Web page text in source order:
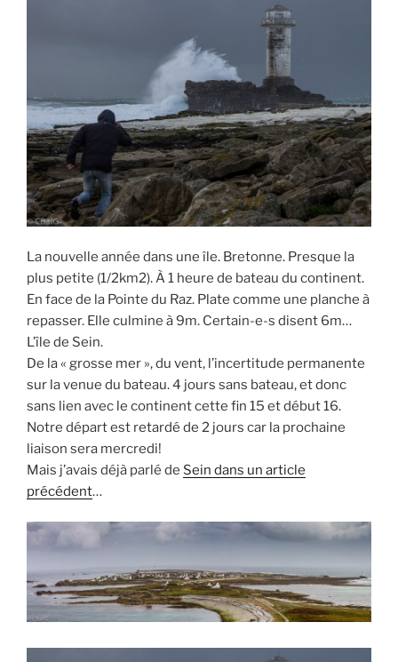
La nouvelle année dans une île. Bretonne. Presque la
plus petite (1/2km2). À 1 heure de bateau du continent.
En face de la Pointe du Raz. Plate comme une planche à
repasser. Elle culmine à 9m. Certain-e-s disent 6m…
L’île de Sein.
De la « grosse mer », du vent, l’incertitude permanente
sur la venue du bateau. 4 jours sans bateau, et donc
sans lien avec le continent cette fin 15 et début 16.
Notre départ est retardé de 2 jours car la prochaine
liaison sera mercredi!
Mais j’avais déjà parlé de Sein dans un article
précédent…